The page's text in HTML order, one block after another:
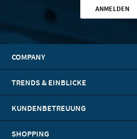
ANMELDEN
COMPANY
TRENDS & EINBLICKE
KUNDENBETREUUNG
SHOPPING